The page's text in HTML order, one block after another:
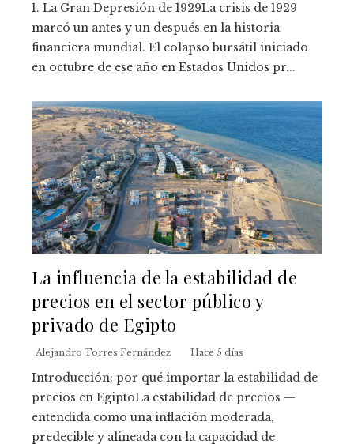
1. La Gran Depresión de 1929La crisis de 1929
marcó un antes y un después en la historia
financiera mundial. El colapso bursátil iniciado
en octubre de ese año en Estados Unidos pr...
La influencia de la estabilidad de
precios en el sector público y
privado de Egipto
Alejandro Torres Fernández Hace 5 días
Introducción: por qué importar la estabilidad de
precios en EgiptoLa estabilidad de precios —
entendida como una inflación moderada,
predecible y alineada con la capacidad de